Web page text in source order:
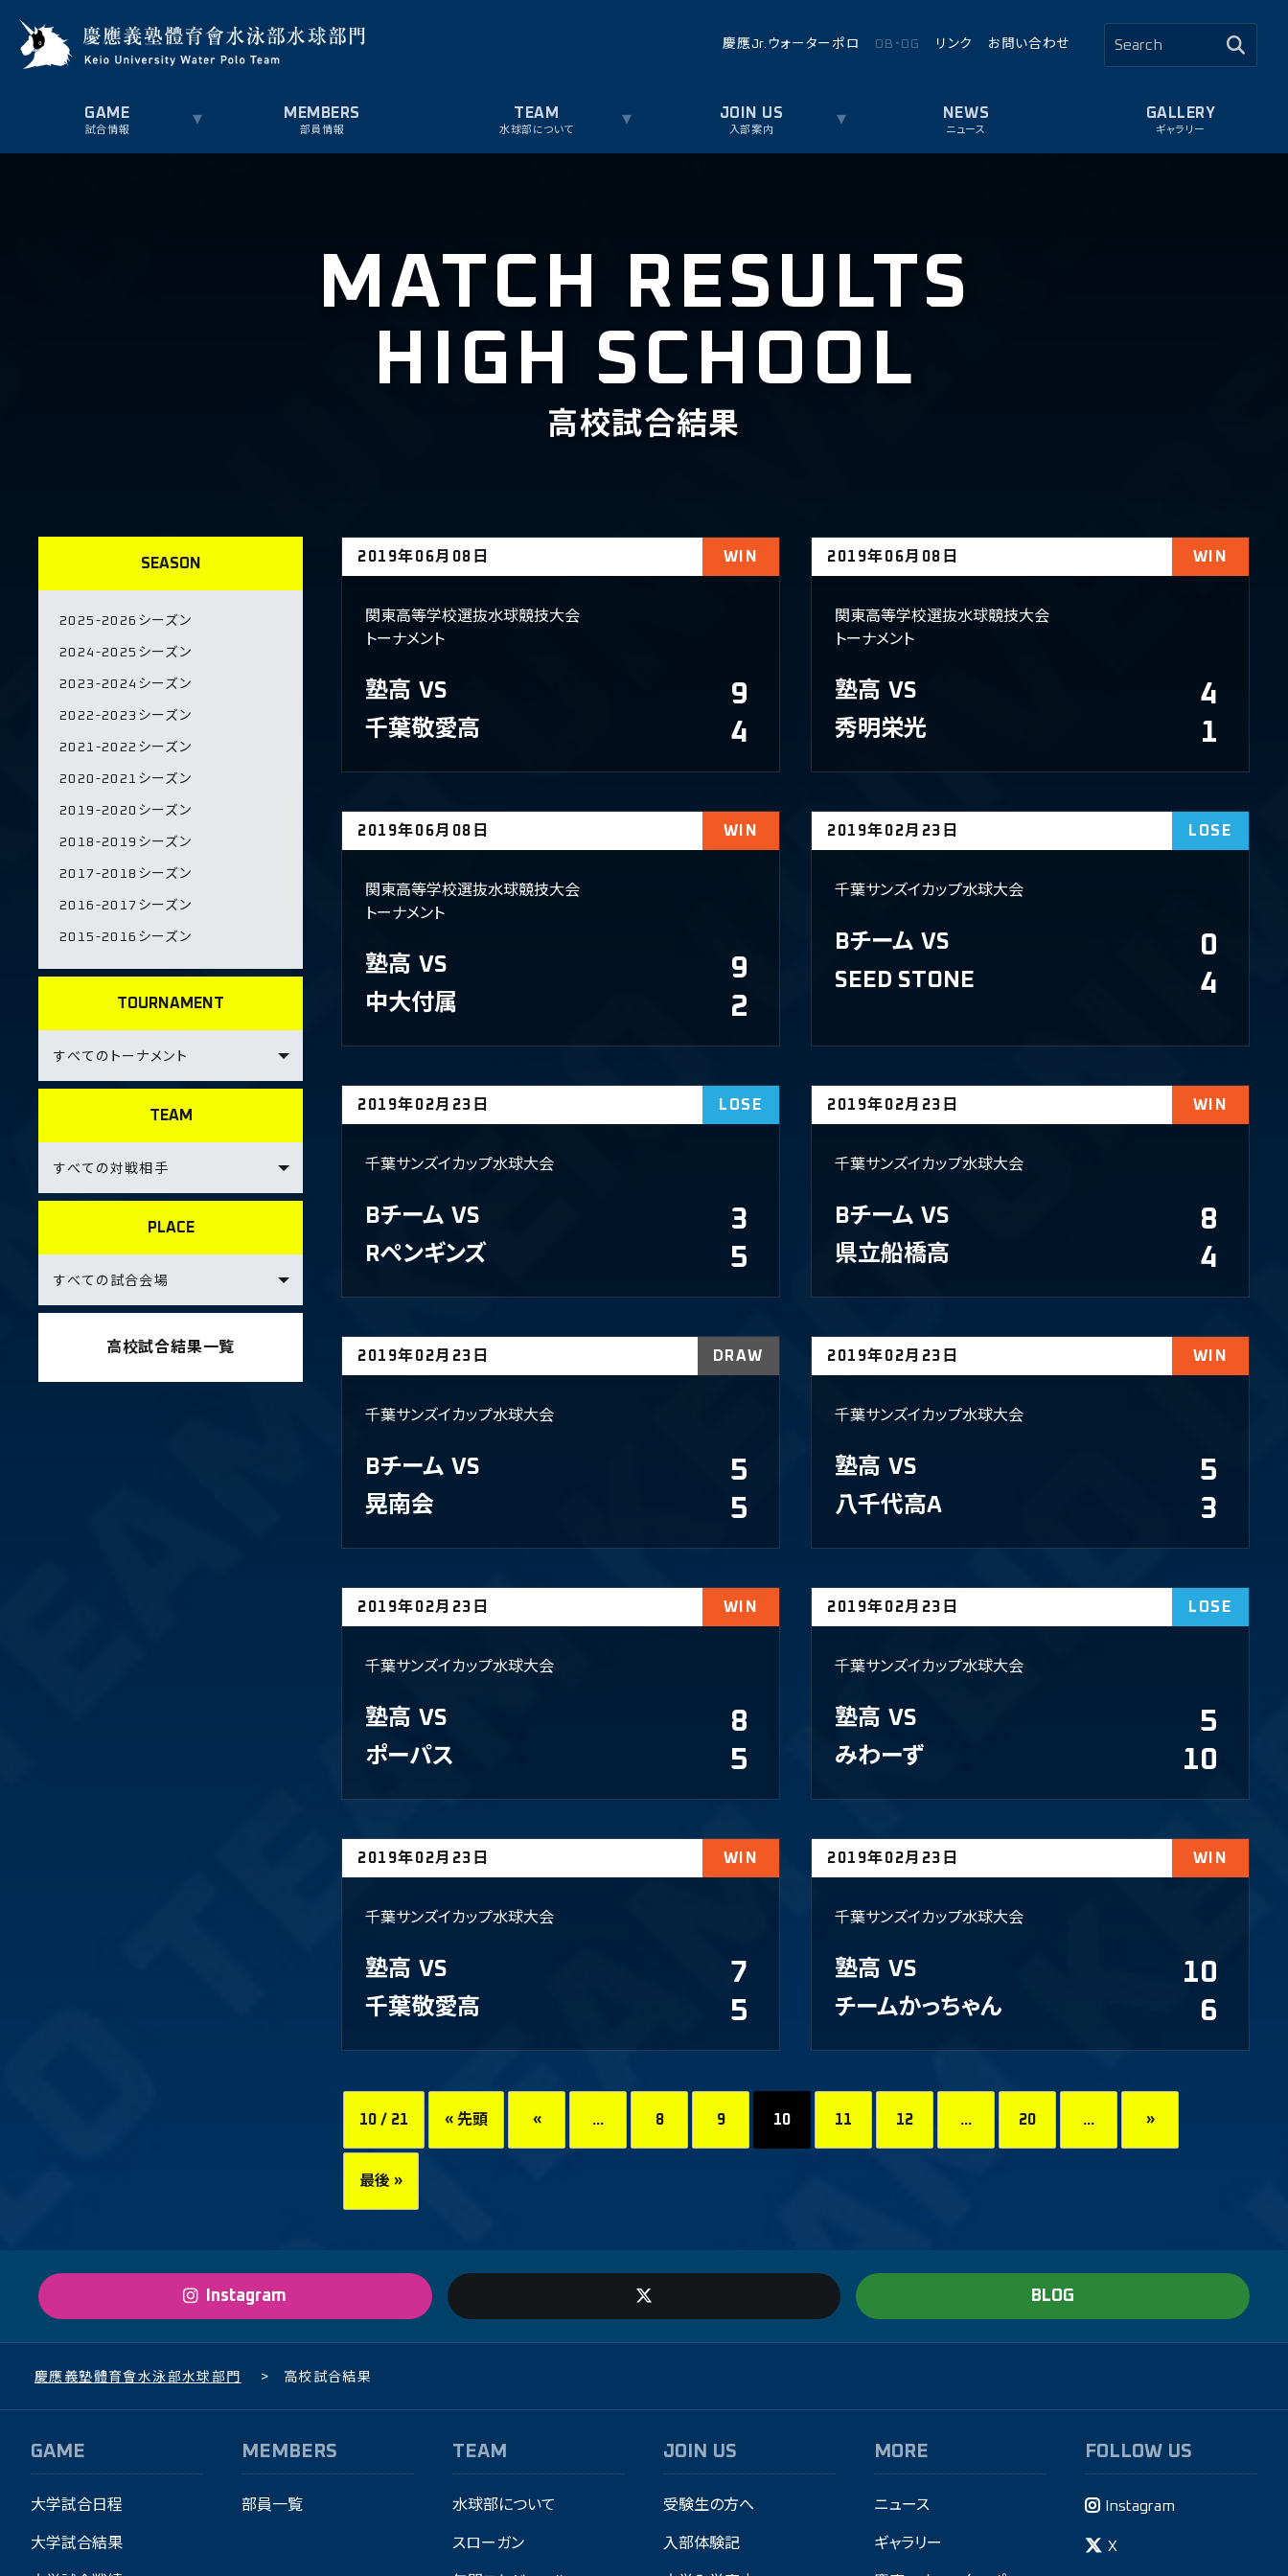
試合情報 部員情報 水球部について 入部案内 ニュース ギャラリー
慶應Jr.ウォーターポロ OB・OG リンク お問い合わせ
MATCH RESULTS
HIGH SCHOOL
高校試合結果
2019年06月08日 WIN
関東高等学校選抜水球競技大会
トーナメント
塾高 VS 9
千葉敬愛高 4
2019年06月08日 WIN
関東高等学校選抜水球競技大会
トーナメント
塾高 VS 4
秀明栄光 1
2019年06月08日 WIN
関東高等学校選抜水球競技大会
トーナメント
塾高 VS 9
中大付属 2
2019年02月23日 LOSE
千葉サンズイカップ水球大会
Bチーム VS 0
SEED STONE 4
2019年02月23日 LOSE
千葉サンズイカップ水球大会
Bチーム VS 3
Rペンギンズ 5
2019年02月23日 WIN
千葉サンズイカップ水球大会
Bチーム VS 8
県立船橋高 4
2019年02月23日 DRAW
千葉サンズイカップ水球大会
Bチーム VS 5
晃南会 5
2019年02月23日 WIN
千葉サンズイカップ水球大会
塾高 VS 5
八千代高A 3
2019年02月23日 WIN
千葉サンズイカップ水球大会
塾高 VS 8
ポーパス 5
2019年02月23日 LOSE
千葉サンズイカップ水球大会
塾高 VS 5
みわーず 10
2019年02月23日 WIN
千葉サンズイカップ水球大会
塾高 VS 7
千葉敬愛高 5
2019年02月23日 WIN
千葉サンズイカップ水球大会
塾高 VS 10
チームかっちゃん 6
10 / 21 « 先頭 « ... 8 9 10 11 12 ... 20 ... »
最後 »
SEASON
2025-2026シーズン
2024-2025シーズン
2023-2024シーズン
2022-2023シーズン
2021-2022シーズン
2020-2021シーズン
2019-2020シーズン
2018-2019シーズン
2017-2018シーズン
2016-2017シーズン
2015-2016シーズン
TOURNAMENT
TEAM
PLACE
高校試合結果一覧
Instagram BLOG
慶應義塾體育會水泳部水球部門 > 高校試合結果
GAME
大学試合日程
大学試合結果
MEMBERS
部員一覧
TEAM
水球部について
スローガン
JOIN US
受験生の方へ
入部体験記
MORE
ニュース
ギャラリー
FOLLOW US
Instagram
X